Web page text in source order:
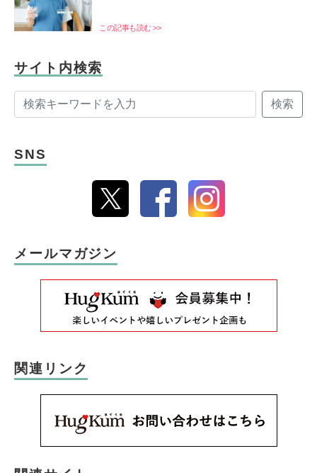
この記事も読む >>
サイト内検索
検索
SNS
メールマガジン
関連リンク